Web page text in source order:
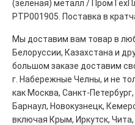
(зелёная) металл /
РТР001905. Поставка в
Мы доставим вам товар в
Белоруссии, Казахстана и
большом заказе доставим
г. Набережные Челны, и не
как Москва, Санкт-
Барнаул, Новокузнецк,
включая Крым, Иркутск,